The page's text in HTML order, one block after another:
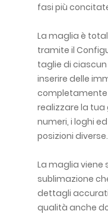
fasi più
La maglia è
tramite il
taglie di
inserire delle
completamente
realizzare la tua
numeri, i loghi
posizioni diverse.
La maglia
sublimazione
dettagli
qualità anche